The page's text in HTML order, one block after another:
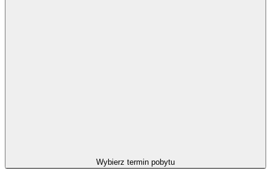
Wybierz termin pobytu